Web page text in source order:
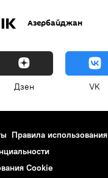
Азербайджан
Дзен VK
Правила использования
Cookie